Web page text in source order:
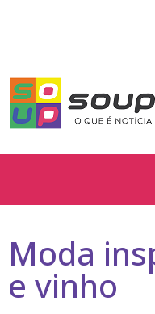
Moda
e vinho